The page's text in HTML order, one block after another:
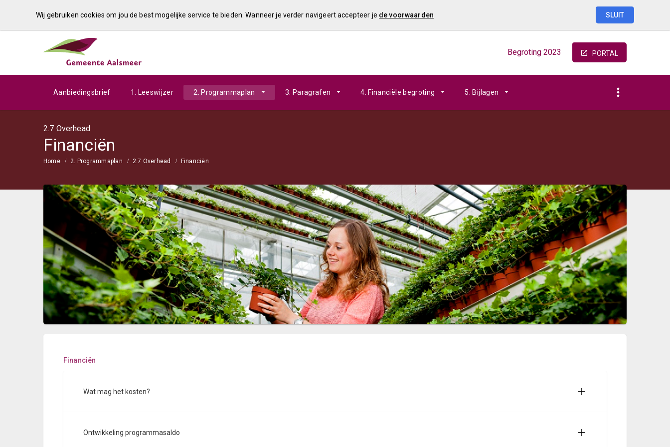
Wij gebruiken cookies om jou de best mogelijke service te bieden. Wanneer je verder navigeert accepteer je de voorwaarden SLUIT
Begroting 2023 PORTAL
Aanbiedingsbrief 1. Leeswijzer 2. Programmaplan 3. Paragrafen 4. Financiële begroting 5. Bijlagen
2.7 Overhead
Financiën
Home 2. Programmaplan 2.7 Overhead Financiën
Financiën
Wat mag het kosten?
Ontwikkeling programmasaldo